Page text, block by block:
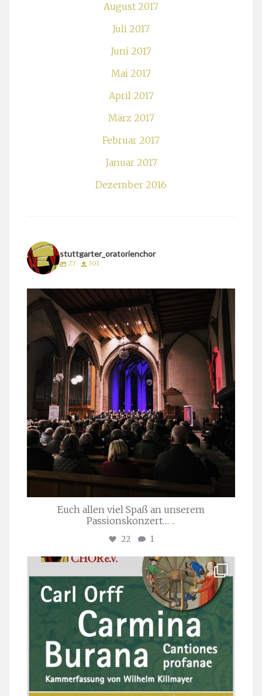
August 2017
Juli 2017
Juni 2017
Mai 2017
April 2017
März 2017
Februar 2017
Januar 2017
Dezember 2016
stuttgarter_oratorienchor
27 301
stuttgarter_oratorienchor
März 24
Euch allen viel Spaß an unserem
Passionskonzert… ...
22 1
stuttgarter_oratorienchor
Juli 22